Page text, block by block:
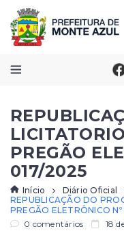
PREGÃO
017/2025
Início
Diário Oficial
REPUBLICAÇÃO DO
PREGÃO ELETRÔNICO
0 comentários
18